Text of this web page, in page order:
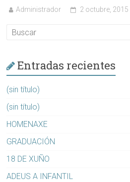
Administrador 2 octubre, 2015
Entradas recientes
(sin título)
(sin título)
HOMENAXE
GRADUACIÓN
18 DE XUÑO
ADEUS A INFANTIL